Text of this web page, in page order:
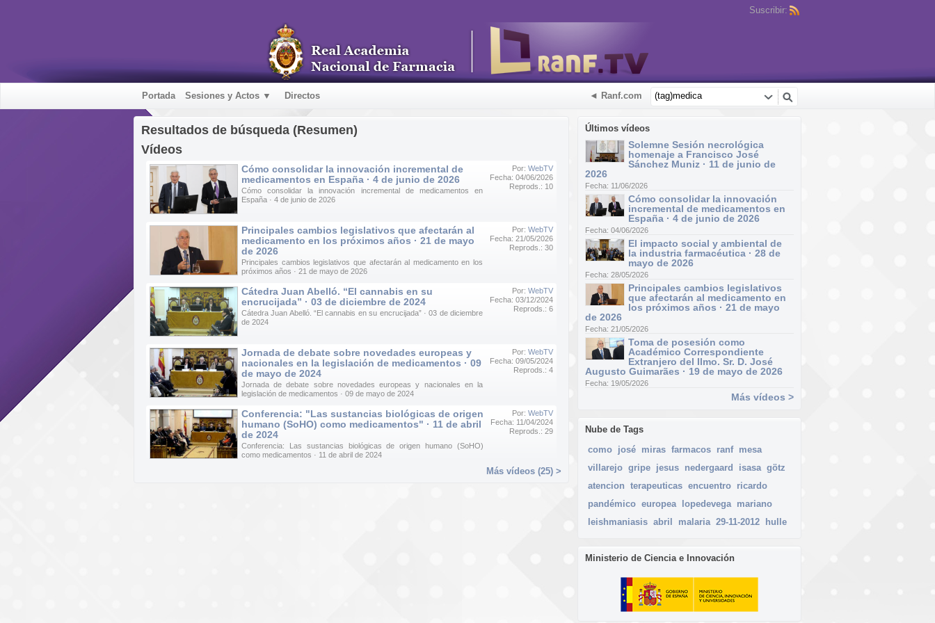
Suscribir:
Portada Sesiones y Actos ▼ Directos ◄ Ranf.com
Últimos vídeos
Solemne Sesión necrológica
homenaje a Francisco José
Sánchez Muniz · 11 de junio de
2026
Fecha: 11/06/2026
Cómo consolidar la innovación
incremental de medicamentos en
España · 4 de junio de 2026
Fecha: 04/06/2026
El impacto social y ambiental de
la industria farmacéutica · 28 de
mayo de 2026
Fecha: 28/05/2026
Principales cambios legislativos
que afectarán al medicamento en
los próximos años · 21 de mayo
de 2026
Fecha: 21/05/2026
Toma de posesión como
Académico Correspondiente
Extranjero del Ilmo. Sr. D. José
Augusto Guimarães · 19 de mayo de 2026
Fecha: 19/05/2026
Más vídeos >
Nube de Tags
como josé miras farmacos ranf mesa
villarejo gripe jesus nedergaard isasa götz
atencion terapeuticas encuentro ricardo
pandémico europea lopedevega mariano
leishmaniasis abril malaria 29-11-2012 hulle
Ministerio de Ciencia e Innovación
Resultados de búsqueda (Resumen)
Vídeos
Por: WebTV
Fecha: 04/06/2026
Reprods.: 10
Cómo consolidar la innovación incremental de
medicamentos en España · 4 de junio de 2026
Cómo consolidar la innovación incremental de medicamentos en
España · 4 de junio de 2026
Por: WebTV
Fecha: 21/05/2026
Reprods.: 30
Principales cambios legislativos que afectarán al
medicamento en los próximos años · 21 de mayo
de 2026
Principales cambios legislativos que afectarán al medicamento en los
próximos años · 21 de mayo de 2026
Por: WebTV
Fecha: 03/12/2024
Reprods.: 6
Cátedra Juan Abelló. “El cannabis en su
encrucijada” · 03 de diciembre de 2024
Cátedra Juan Abelló. “El cannabis en su encrucijada” · 03 de diciembre
de 2024
Por: WebTV
Fecha: 09/05/2024
Reprods.: 4
Jornada de debate sobre novedades europeas y
nacionales en la legislación de medicamentos · 09
de mayo de 2024
Jornada de debate sobre novedades europeas y nacionales en la
legislación de medicamentos · 09 de mayo de 2024
Por: WebTV
Fecha: 11/04/2024
Reprods.: 29
Conferencia: "Las sustancias biológicas de origen
humano (SoHO) como medicamentos" · 11 de abril
de 2024
Conferencia: Las sustancias biológicas de origen humano (SoHO)
como medicamentos · 11 de abril de 2024
Más vídeos (25) >